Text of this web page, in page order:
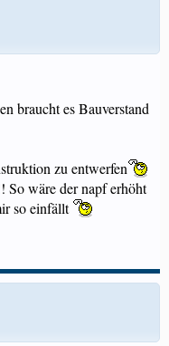
braucht es Bauverstand
zu entwerfen
So wäre der napf erhöht
so einfällt